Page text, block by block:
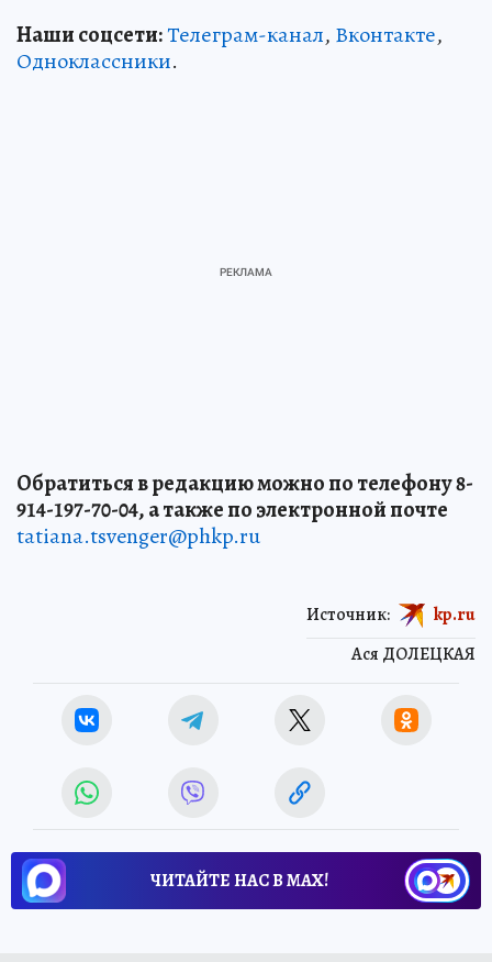
Наши соцсети:Телеграм-канал, Вконтакте,
Одноклассники.
Обратиться в редакцию можно по телефону 8-
914-197-70-04, а также по электронной почте
tatiana.tsvenger@phkp.ru
Ася ДОЛЕЦКАЯ
Источник: kp.ru
ЧИТАЙТЕ НАС В МАХ!